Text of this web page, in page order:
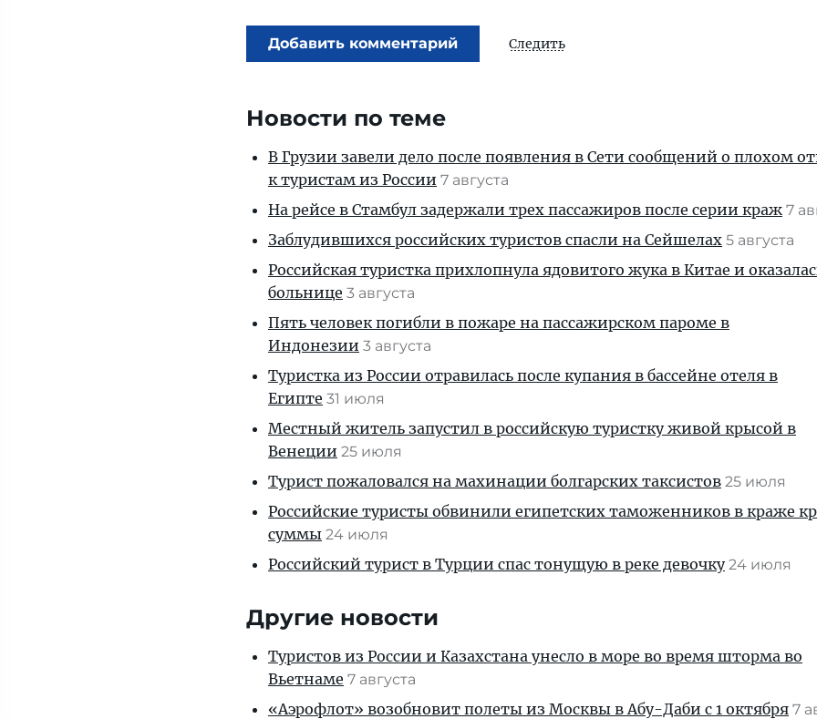
Добавить комментарий Следить
Новости по теме
В Грузии завели дело после появления в Сети сообщений о плохом
к туристам из России 7 августа
На рейсе в Стамбул задержали трех пассажиров после серии краж 7
Заблудившихся российских туристов спасли на Сейшелах 5 августа
Российская туристка прихлопнула ядовитого жука в Китае и
больнице 3 августа
Пять человек погибли в пожаре на пассажирском пароме в
Индонезии 3 августа
Туристка из России отравилась после купания в бассейне отеля в
Египте 31 июля
Местный житель запустил в российскую туристку живой крысой в
Венеции 25 июля
Турист пожаловался на махинации болгарских таксистов 25 июля
Российские туристы обвинили египетских таможенников в краже
суммы 24 июля
Российский турист в Турции спас тонущую в реке девочку 24 июля
Другие новости
Туристов из России и Казахстана унесло в море во время шторма во
Вьетнаме 7 августа
«Аэрофлот» возобновит полеты из Москвы в Абу-Даби с 1 октября 7